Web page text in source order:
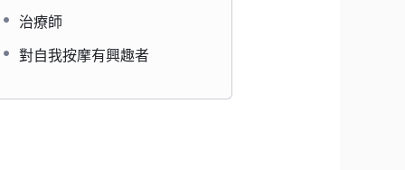
治療師
對自我按摩有興趣者